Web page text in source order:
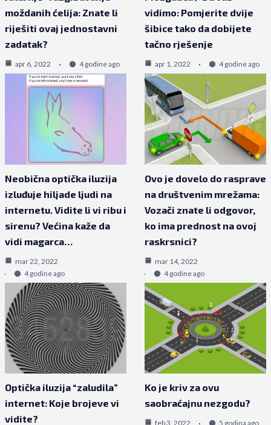
moždanih ćelija: Znate li
riješiti ovaj jednostavni
zadatak?
apr 6, 2022 4 godine ago
vidimo: Pomjerite dvije
šibice tako da dobijete
tačno rješenje
apr 1, 2022 4 godine ago
Neobična optička iluzija
izluđuje hiljade ljudi na
internetu. Vidite li vi ribu i
sirenu? Većina kaže da
vidi magarca…
mar 22, 2022
4 godine ago
Ovo je dovelo do rasprave
na društvenim mrežama:
Vozači znate li odgovor,
ko ima prednost na ovoj
raskrsnici?
mar 14, 2022
4 godine ago
Optička iluzija “zaludila”
internet: Koje brojeve vi
vidite?
Ko je kriv za ovu
saobraćajnu nezgodu?
feb 3, 2022 5 godina ago